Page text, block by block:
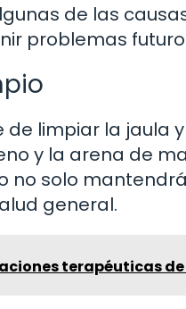
de las
problemas
de limpiar la
y la arena de
no solo
general.
terapéuticas